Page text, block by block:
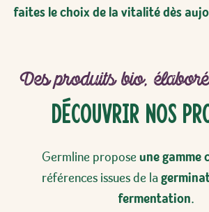
faites le choix de la vitalité dès
Des produits bio,
Découvrir Nos
Germline propose une gamme
références issues de la
fermentation.